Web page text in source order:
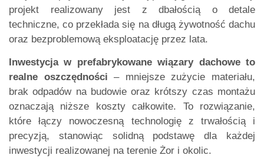
projekt realizowany jest z dbałością o detale
techniczne, co przekłada się na długą żywotność dachu
oraz bezproblemową eksploatację przez lata.
Inwestycja w prefabrykowane wiązary dachowe to
realne oszczędności– mniejsze zużycie materiału,
brak odpadów na budowie oraz krótszy czas montażu
oznaczają niższe koszty całkowite. To rozwiązanie,
które łączy nowoczesną technologię z trwałością i
precyzją, stanowiąc solidną podstawę dla każdej
inwestycji realizowanej na terenie Żor i okolic.